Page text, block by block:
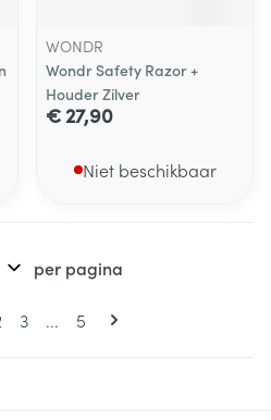
WONDR
Wondr Safety Razor +
Houder Zilver
€ 27,90
Niet beschikbaar
Pagina's
momenteel pagina
Pagina
3 ... Pagina
5
per pagina